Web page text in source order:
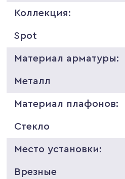
Коллекция:
Spot
Материал арматуры:
Металл
Материал плафонов:
Стекло
Место установки:
Врезные